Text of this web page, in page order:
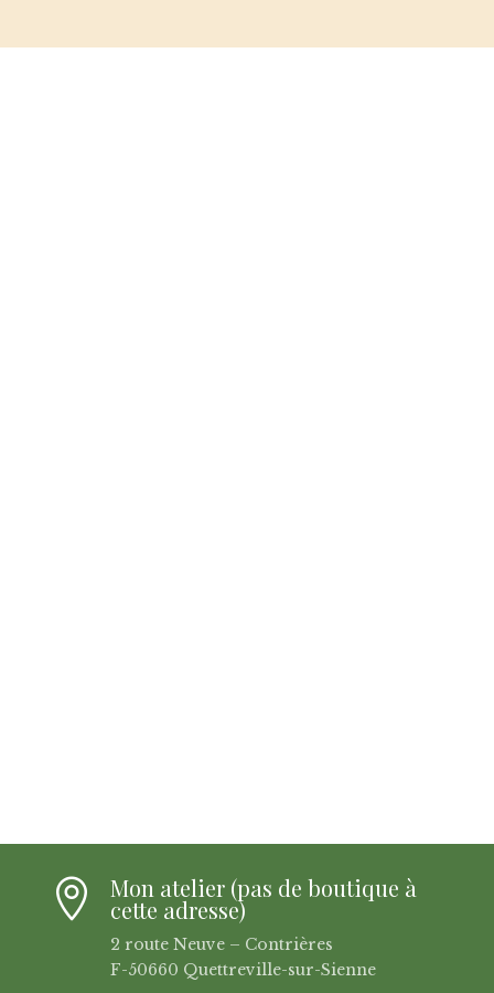
 Mon atelier (pas de boutique à
cette adresse)
2 route Neuve – Contrières
F-50660 Quettreville-sur-Sienne